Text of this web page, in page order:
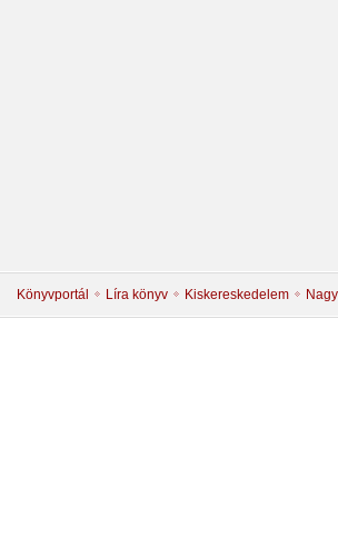
Könyvportál Líra könyv Kiskereskedelem